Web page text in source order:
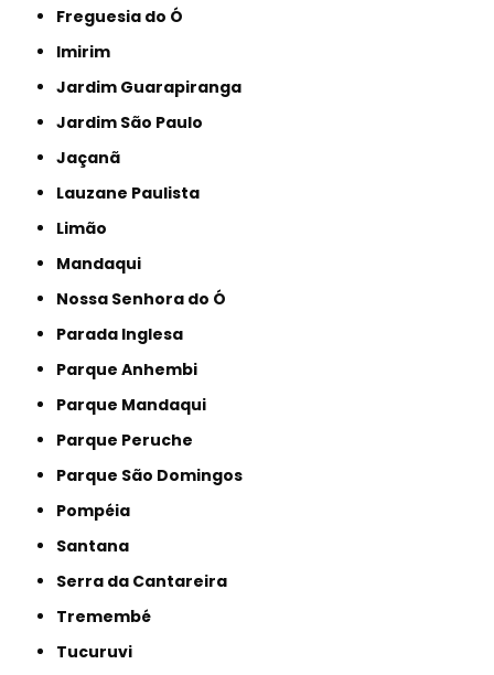
Freguesia do Ó
Imirim
Jardim Guarapiranga
Jardim São Paulo
Jaçanã
Lauzane Paulista
Limão
Mandaqui
Nossa Senhora do Ó
Parada Inglesa
Parque Anhembi
Parque Mandaqui
Parque Peruche
Parque São Domingos
Pompéia
Santana
Serra da Cantareira
Tremembé
Tucuruvi